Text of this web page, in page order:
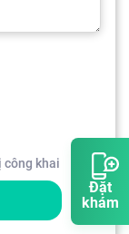
Đặt
khám
công khai